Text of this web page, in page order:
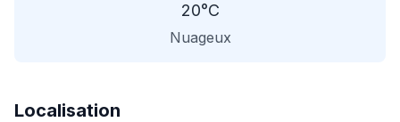
20°C
Nuageux
Localisation